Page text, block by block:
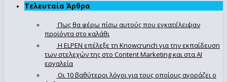
Τελευταία Άρθρα
Πως θα φέρω πίσω αυτούς που εγκατέλειψαν
προϊόντα στο καλάθι
Η ELPEN επέλεξε τη Knowcrunch για την εκπαίδευση
των στελεχών της στο Content Marketing και στα AI
εργαλεία
Οι 10 βαθύτεροι λόγοι για τους οποίους αγοράζει ο